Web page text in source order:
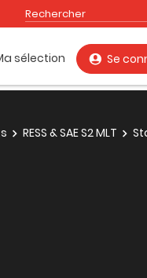
sélection Se
RESS & SAE S2 MLT